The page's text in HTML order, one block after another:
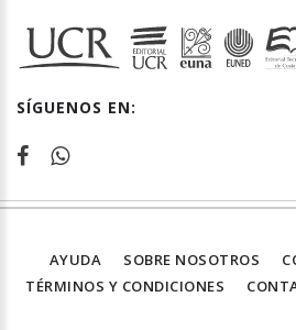
SÍGUENOS EN:
AYUDA SOBRE NOSOTROS
TÉRMINOS Y CONDICIONES